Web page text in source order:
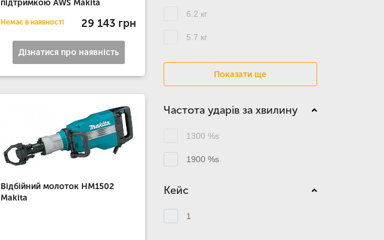
підтримкою AWS Makita
Немає в наявності 29 143 грн
Дізнатися про наявність
Відбійний молоток HM1502
Makita
6.2 кг
5.7 кг
Показати ще
Частота ударів за хвилину
1300 %s
1900 %s
Кейс
1